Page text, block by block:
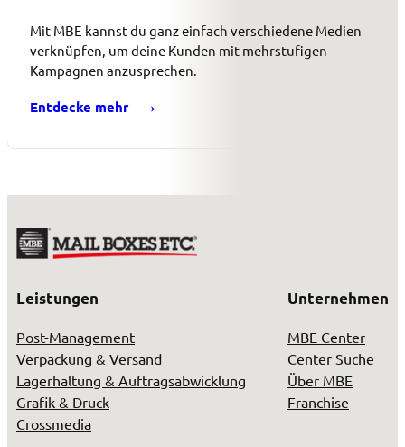
Mit MBE kannst du ganz einfach verschiedene Medien
verknüpfen, um deine Kunden mit mehrstufigen
Kampagnen anzusprechen.
Entdecke mehr
Leistungen
Post-Management
Verpackung & Versand
Lagerhaltung & Auftragsabwicklung
Grafik & Druck
Crossmedia
Unternehmen
MBE Center
Center Suche
Über MBE
Franchise